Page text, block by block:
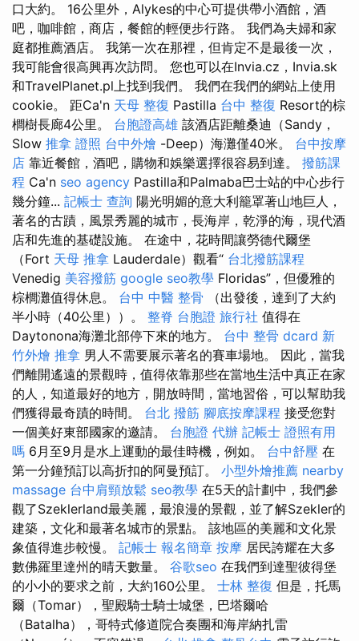
口大約。 16公里外，Alykes的中心可提供帶小酒館，酒
吧，咖啡館，商店，餐館的輕便步行路。 我們為夫婦和家
庭都推薦酒店。 我第一次在那裡，但肯定不是最後一次，
我可能會很高興再次訪問。 您也可以在Invia.cz，Invia.sk
和TravelPlanet.pl上找到我們。 我們在我們的網站上使用
cookie。 距Ca'n 天母 整復 Pastilla 台中 整復 Resort的棕
櫚樹長廊4公里。 台胞證高雄 該酒店距離桑迪（Sandy，
Slow 推拿 證照 台中外燴 -Deep）海灘僅40米。 台中按摩
店 靠近餐館，酒吧，購物和娛樂選擇很容易到達。 撥筋課
程 Ca'n seo agency Pastilla和Palmaba巴士站的中心步行
幾分鐘... 記帳士 查詢 陽光明媚的意大利籠罩著山地巨人，
著名的古蹟，風景秀麗的城市，長海岸，乾淨的海，現代酒
店和先進的基礎設施。 在途中，花時間讓勞德代爾堡
（Fort 天母 推拿 Lauderdale）觀看“ 台北撥筋課程
Venedig 美容撥筋 google seo教學 Floridas”，但優雅的
棕櫚灘值得休息。 台中 中醫 整骨 （出發後，達到了大約
半小時（40公里））。 整脊 台胞證 旅行社 值得在
Daytonona海灘北部停下來的地方。 台中 整骨 dcard 新
竹外燴 推拿 男人不需要展示著名的賽車場地。 因此，當我
們離開遙遠的景觀時，值得依靠那些在當地生活中真正在家
的人，知道最好的地方，開放時間，當地習俗，可以幫助我
們獲得最奇蹟的時間。 台北 撥筋 腳底按摩課程 接受您對
一個美好東部國家的邀請。 台胞證 代辦 記帳士 證照有用
嗎 6月至9月是水上運動的最佳時機，例如。 台中舒壓 在
第一分鐘預訂以高折扣的阿曼預訂。 小型外燴推薦 nearby
massage 台中肩頸放鬆 seo教學 在5天的計劃中，我們參
觀了Szeklerland最美麗，最浪漫的景觀，並了解Szekler的
建築，文化和最著名城市的景點。 該地區的美麗和文化景
象值得進步較慢。 記帳士 報名簡章 按摩 居民誇耀在大多
數佛羅里達州的晴天數量。 谷歌seo 在我們到達聖彼得堡
的小小的要求之前，大約160公里。 士林 整復 但是，托馬
爾（Tomar），聖殿騎士騎士城堡，巴塔爾哈
（Batalha），哥特式修道院合奏團和海岸納扎雷